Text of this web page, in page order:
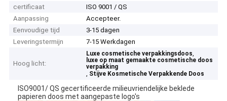
certificaat
ISO 9001 / QS
Aanpassing
Accepteer.
Eenvoudige tijd
3-15 dagen
Leveringstermijn
7-15 Werkdagen
Hoog licht:
Luxe cosmetische verpakkingsdoos,
luxe op maat gemaakte cosmetische doos
verpakking
, Stijve Kosmetische Verpakkende Doos
ISO9001/ QS gecertificeerde milieuvriendelijke beklede
papieren doos met aangepaste logo's